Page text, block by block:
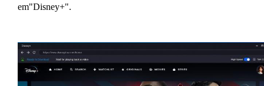
em"Disney+".